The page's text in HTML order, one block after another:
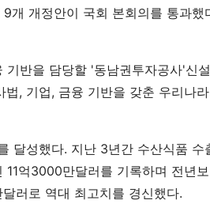
개 개정안이 국회 본회의를 통과
반을 담당할 '동남권투자공사'신
, 기업, 금융 기반을 갖춘 우리나
달성했다. 지난 3년간 수산식품
억3000만달러를 기록하며 전년
러로 역대 최고치를 경신했다.